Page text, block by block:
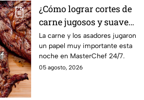
¿Cómo lograr cortes de
carne jugosos y suaves
al estilo MasterChef
24/7?
La carne y los asadores jugaron
un papel muy importante esta
noche en MasterChef 24/7.
05 agosto, 2026